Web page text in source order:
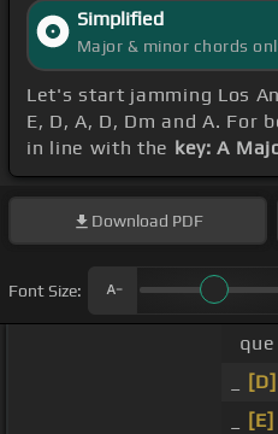
Simplified
Major & minor chords
Let's start jamming Los
E, D, A, D, Dm and A.
in line with the key: A
Download PDF
Font Size:
[D]
[E]